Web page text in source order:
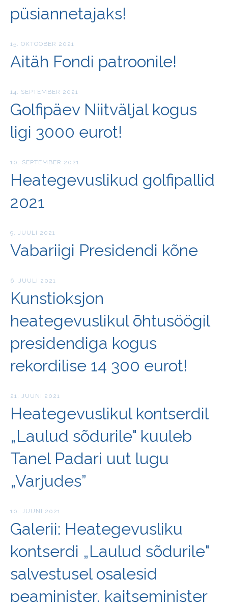
püsiannetajaks!
15. OKTOOBER 2021
Aitäh Fondi patroonile!
14. SEPTEMBER 2021
Golfipäev Niitväljal kogus
ligi 3000 eurot!
10. SEPTEMBER 2021
Heategevuslikud golfipallid
2021
9. JUULI 2021
Vabariigi Presidendi kõne
6. JUULI 2021
Kunstioksjon
heategevuslikul õhtusöögil
presidendiga kogus
rekordilise 14 300 eurot!
21. JUUNI 2021
Heategevuslikul kontserdil
„Laulud sõdurile" kuuleb
Tanel Padari uut lugu
„Varjudes”
10. JUUNI 2021
Galerii: Heategevusliku
kontserdi „Laulud sõdurile"
salvestusel osalesid
peaminister, kaitseminister